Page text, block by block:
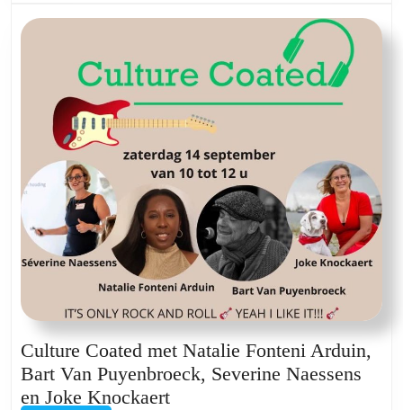
Ludo
Culture Coated met Natalie Fonteni Arduin,
Bart Van Puyenbroeck, Severine Naessens
en Joke KnockaertCulture